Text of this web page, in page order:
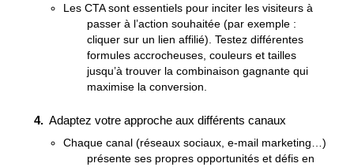
Les CTA sont essentiels pour inciter les visiteurs à
passer à l’action souhaitée (par exemple :
cliquer sur un lien affilié). Testez différentes
formules accrocheuses, couleurs et tailles
jusqu’à trouver la combinaison gagnante qui
maximise la conversion.
Adaptez votre approche aux différents canaux
Chaque canal (réseaux sociaux, e-mail marketing…)
présente ses propres opportunités et défis en